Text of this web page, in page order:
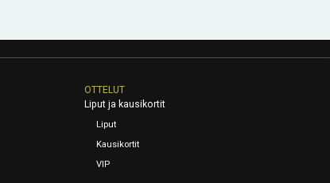
OTTELUT
Liput ja kausikortit
Liput
Kausikortit
VIP